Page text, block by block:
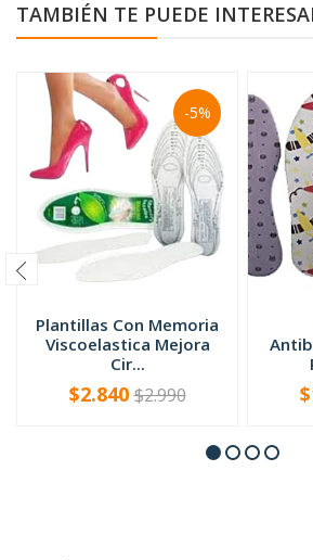
TAMBIÉN TE PUEDE
-5%
Plantillas Con Memoria
Viscoelastica Mejora
Cir...
+
$2.840$2.990